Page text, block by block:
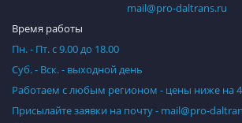
mail@pro-daltrans.ru
Время работы
Пн. - Пт. с 9.00 до 18.00
Суб. - Вск. - выходной день
Работаем с любым регионом - цены ниже на
Присылайте заявки на почту - mail@pro-